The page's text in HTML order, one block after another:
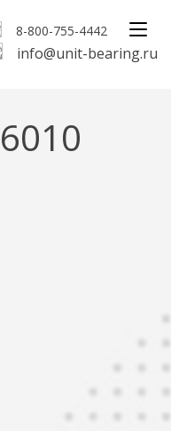
8-800-755-4442
info@unit-bearing.ru